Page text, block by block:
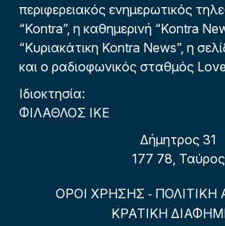
περιφερειακός ενημερωτικός
“Kontra”, η καθημερινή “Kontra
“Κυριακάτικη Kontra News”, η
και ο ραδιοφωνικός σταθμός
Ιδιοκτησία:
ΦΙΛΑΘΛΟΣ ΙΚΕ
Δήμητρος 31
177 78, Ταύρος
ΟΡΟΙ ΧΡΗΣΗΣ -
ΚΡΑΤΙΚΗ